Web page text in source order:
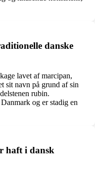
danske
lavet af marcipan,
sit navn på grund af sin
rubin.
og er stadig en
haft i dansk